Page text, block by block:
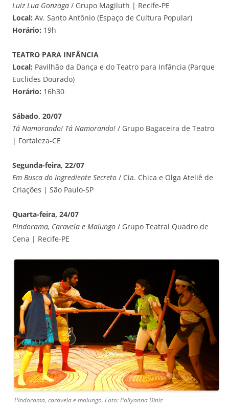
Luiz Lua Gonzaga / Grupo Magiluth | Recife-PE
Local: Av. Santo Antônio (Espaço de Cultura Popular)
Horário: 19h
TEATRO PARA INFÂNCIA
Local: Pavilhão da Dança e do Teatro para Infância (Parque
Euclides Dourado)
Horário: 16h30
Sábado, 20/07
Tá Namorando! Tá Namorando! / Grupo Bagaceira de Teatro
| Fortaleza-CE
Segunda-feira, 22/07
Em Busca do Ingrediente Secreto / Cia. Chica e Olga Ateliê de
Criações | São Paulo-SP
Quarta-feira, 24/07
Pindorama, Caravela e Malungo / Grupo Teatral Quadro de
Cena | Recife-PE
Pindorama, caravela e malungo. Foto: Pollyanna Diniz